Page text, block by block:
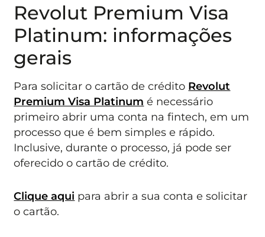
Revolut Premium Visa
Platinum: informações
gerais
Para solicitar o cartão de crédito Revolut
Premium Visa Platinum é necessário
primeiro abrir uma conta na fintech, em um
processo que é bem simples e rápido.
Inclusive, durante o processo, já pode ser
oferecido o cartão de crédito.
Clique aqui para abrir a sua conta e solicitar
o cartão.